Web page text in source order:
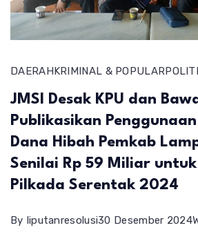
DAERAHKRIMINAL & POPULAR
JMSI Desak KPU dan
Publikasikan
Dana Hibah Pemkab
Senilai Rp 59 Miliar
Pilkada Serentak 2024
By liputanresolusi30 Desember 2024